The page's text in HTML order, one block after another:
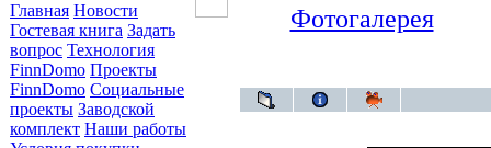
Главная Новости
Гостевая книга Задать
вопрос Технология
FinnDomo Проекты
FinnDomo Социальные
проекты Заводской
комплект Наши работы
Фотогалерея